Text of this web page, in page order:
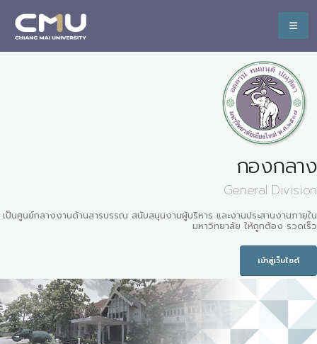
กองกลาง
General Division
เป็นศูนย์กลางงานด้านสารบรรณ สนับสนุนงานผู้บริหาร และงานประสานงานภายใน
มหาวิทยาลัย ให้ถูกต้อง รวดเร็ว
เข้าสู่เว็บไซต์